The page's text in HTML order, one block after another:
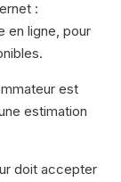
:
en ligne, pour
est
estimation
doit accepter